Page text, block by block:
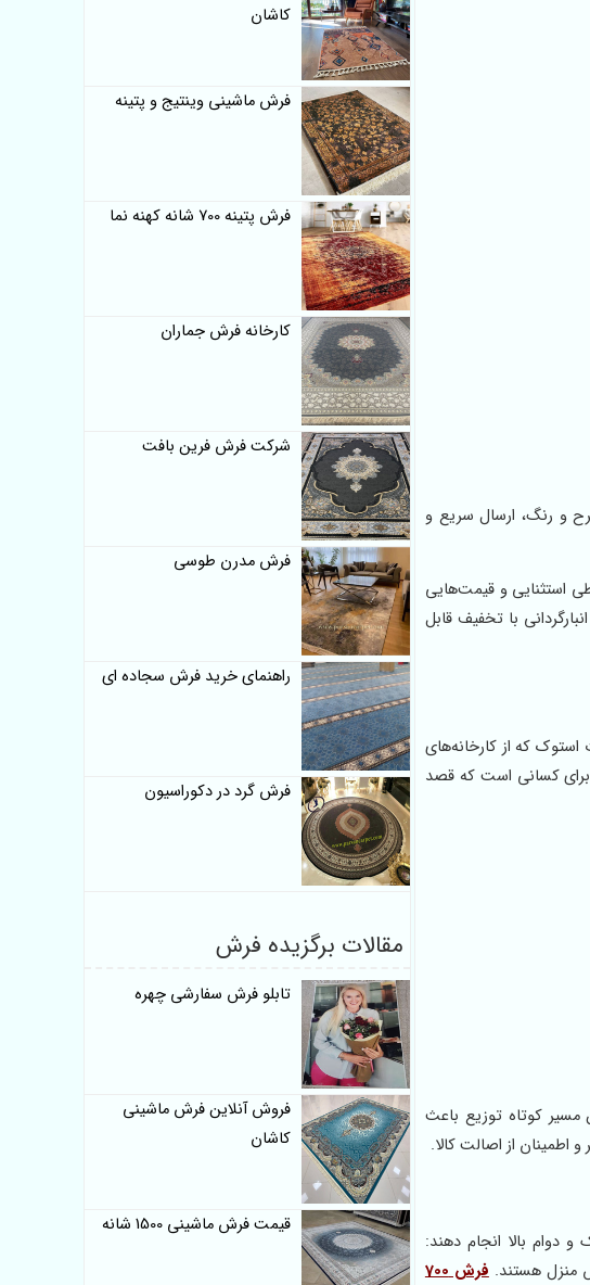
طرح‌ و رنگ، ارسال سریع و
استثنایی و قیمت‌هایی
با تخفیف قابل
استوک که از کارخانه‌های
برای کسانی است که قصد
مسیر کوتاه توزیع باعث
از اصالت کالا.
دوام بالا انجام دهند:
منزل هستند.
فرش 700
کاشان
فرش ماشینی وینتیج و پتینه
فرش پتینه 700 شانه کهنه نما
کارخانه فرش جماران
شرکت فرش فرین بافت
فرش مدرن طوسی
راهنمای خرید فرش سجاده ای
فرش گرد در دکوراسیون
مقالات برگزیده فرش
تابلو فرش سفارشی چهره
فروش آنلاین فرش ماشینی
کاشان
قیمت فرش ماشینی 1500 شانه